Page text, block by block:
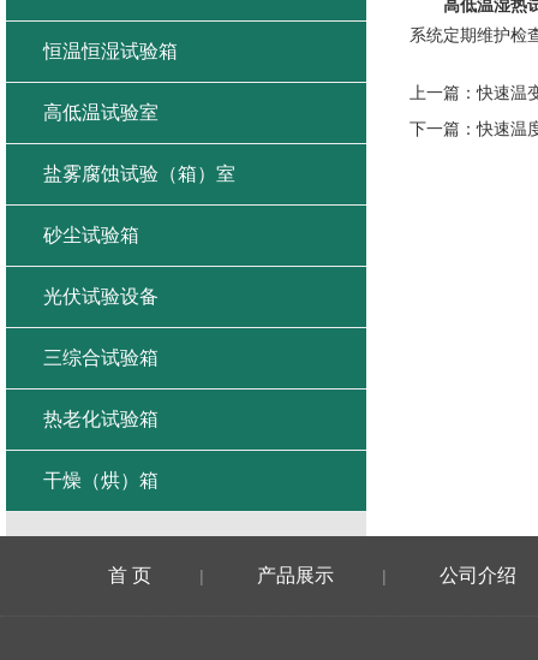
高低温湿热
系统定期维护检
上一篇：快速温
下一篇：快速温
恒温恒湿试验箱
高低温试验室
盐雾腐蚀试验（箱）室
砂尘试验箱
光伏试验设备
三综合试验箱
热老化试验箱
干燥（烘）箱
首 页 | 产品展示 | 公司介绍